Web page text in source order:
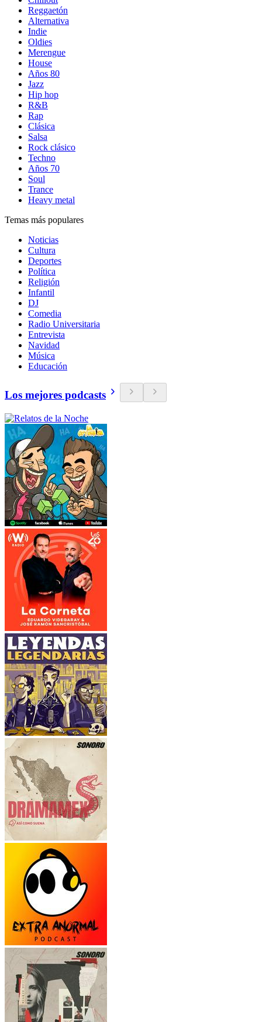
Reggaetón
Alternativa
Indie
Oldies
Merengue
House
Años 80
Jazz
Hip hop
R&B
Rap
Clásica
Salsa
Rock clásico
Techno
Años 70
Soul
Trance
Heavy metal
Temas más populares
Noticias
Cultura
Deportes
Política
Religión
Infantil
DJ
Comedia
Radio Universitaria
Entrevista
Navidad
Música
Educación
Los mejores podcasts